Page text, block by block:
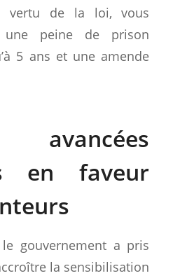
vertu de la loi, vous
une peine de prison
5 ans et une amende
en faveur
gouvernement a pris
la sensibilisation